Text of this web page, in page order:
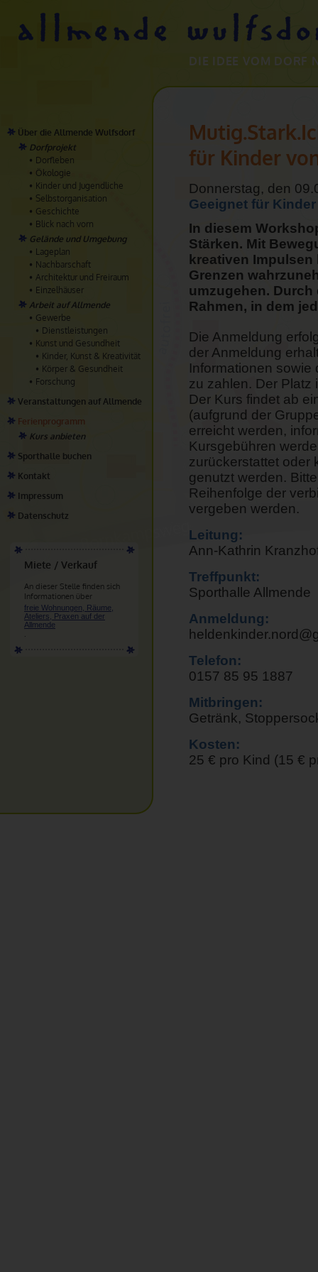
DIE IDEE VOM DORF
Über die Allmende Wulfsdorf
Dorfprojekt
Dorfleben
Ökologie
Kinder und Jugendliche
Selbstorganisation
Geschichte
Blick nach vorn
Gelände und Umgebung
Lageplan
Nachbarschaft
Architektur und Freiraum
Einzelhäuser
Arbeit auf Allmende
Gewerbe
Dienstleistungen
Kunst und Gesundheit
Kinder, Kunst & Kreativität
Körper & Gesundheit
Forschung
Veranstaltungen auf Allmende
Ferienprogramm
Kurs anbieten
Sporthalle buchen
Kontakt
Impressum
Datenschutz
Miete / Verkauf
An dieser Stelle finden sich
Informationen über
freie Wohnungen, Räume,
Ateliers, Praxen auf der
Allmende
.
für Kinder
Donnerstag, den
Geeignet für
In diesem
Stärken. Mit
kreativen
Grenzen
umzugehen.
Rahmen, in dem
Die Anmeldung
der Anmeldung
Informationen
zu zahlen. Der Platz
Der Kurs findet ab
(aufgrund der
erreicht werden,
Kursgebühren
zurückerstattet oder
genutzt werden.
Reihenfolge der
vergeben werden.
Leitung:
Ann-Kathrin
Treffpunkt:
Sporthalle Allmende
Anmeldung:
Telefon:
0157 85 95 1887
Mitbringen:
Getränk,
Kosten:
25 € pro Kind (15 €